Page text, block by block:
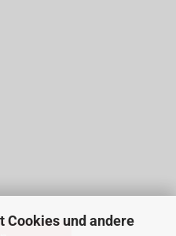
Cookies und andere